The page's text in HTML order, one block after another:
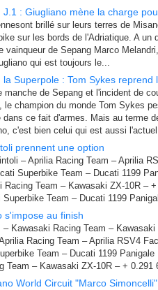
J.1 : Giugliano mène la charge
brillé sur leurs terres de
sur les bords de l'Adriatique. A un
vainqueur de Sepang Marco
qui est toujours le...
la Superpole : Tom Sykes reprend
manche de Sepang et l'incident de
le champion du monde Tom Sykes
dans ce fait d'armes. Mais au terme
c'est bien celui qui est aussi
prennent une option
– Aprilia Racing Team – Aprilia
Superbike Team – Ducati 1199
Racing Team – Kawasaki ZX-10R –
Team – Ducati 1199
s'impose au finish
Kawasaki Racing Team –
Racing Team – Aprilia RSV4
Team – Ducati 1199
Team – Kawasaki ZX-10R – + 0.291
World Circuit "Marco